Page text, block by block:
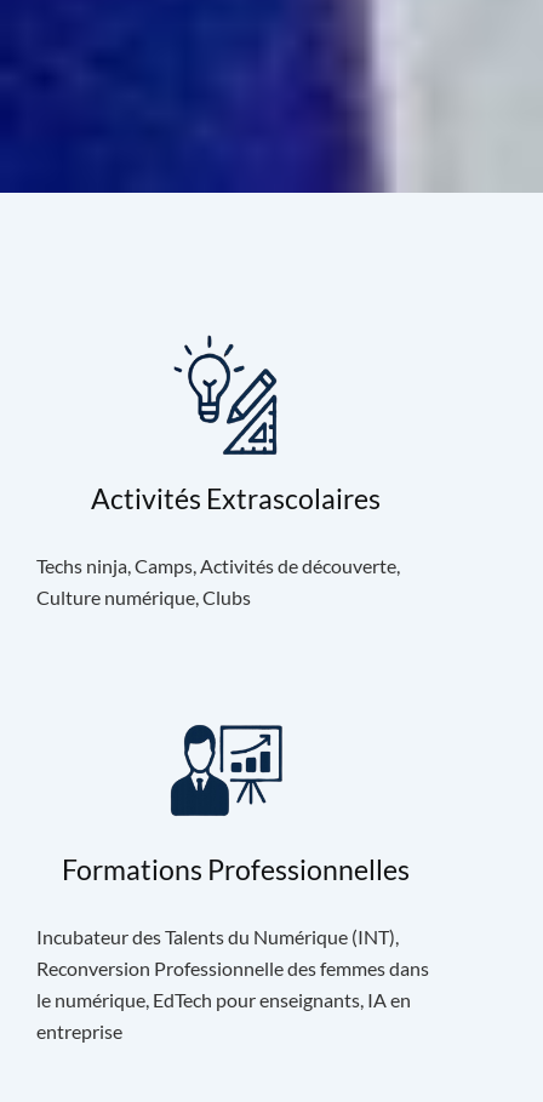
Activités Extrascolaires
Techs ninja, Camps, Activités de découverte,
Culture numérique, Clubs
Formations Professionnelles
Incubateur des Talents du Numérique (INT),
Reconversion Professionnelle des femmes dans
le numérique, EdTech pour enseignants, IA en
entreprise